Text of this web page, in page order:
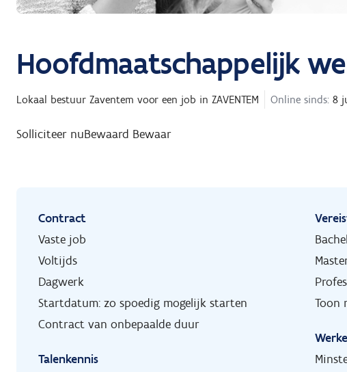
Hoofdmaatschappelijk
Lokaal bestuur Zaventem voor een job in ZAVENTEM Online sinds: 8
Solliciteer nuBewaard Bewaar
Contract
Vaste job
Voltijds
Dagwerk
Startdatum: zo spoedig mogelijk starten
Contract van onbepaalde duur
Talenkennis
Toon